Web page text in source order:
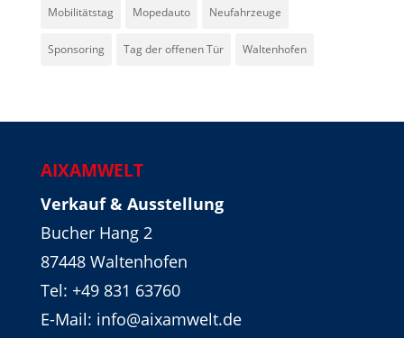
Mobilitätstag Mopedauto Neufahrzeuge
Sponsoring Tag der offenen Tür Waltenhofen
AIXAMWELT
Verkauf & Ausstellung
Bucher Hang 2
87448 Waltenhofen
Tel: +49 831 63760
E-Mail: info@aixamwelt.de